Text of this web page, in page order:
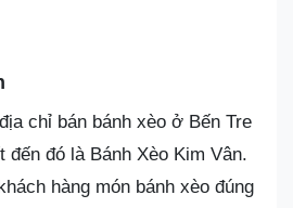
chỉ bán bánh xèo ở Bến Tre
đến đó là Bánh Xèo Kim Vân.
hàng món bánh xèo đúng